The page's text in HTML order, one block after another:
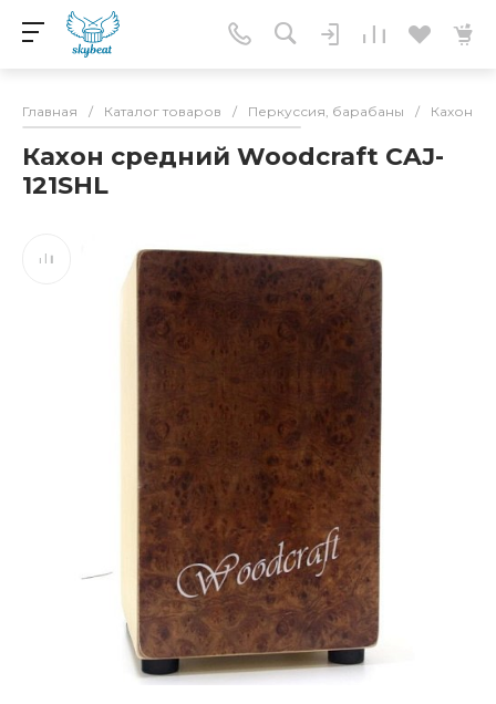
Главная / Каталог товаров / Перкуссия, барабаны / Кахон
Кахон средний Woodcraft CAJ-
121SHL